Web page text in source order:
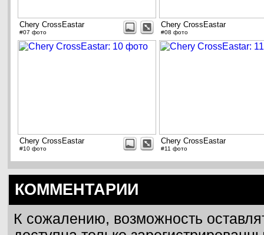
Chery CrossEastar
#07 фото
Chery CrossEastar
#08 фото
Chery CrossEastar
#10 фото
Chery CrossEastar
#11 фото
КОММЕНТАРИИ
К сожалению, возможность